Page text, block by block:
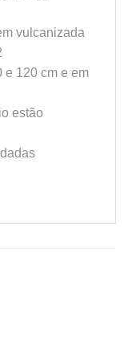
vulcanizada
e 120 cm e em
estão